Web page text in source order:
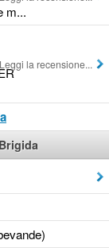
m...
Leggi la recensione...